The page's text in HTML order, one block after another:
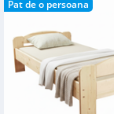
Pat de o persoana